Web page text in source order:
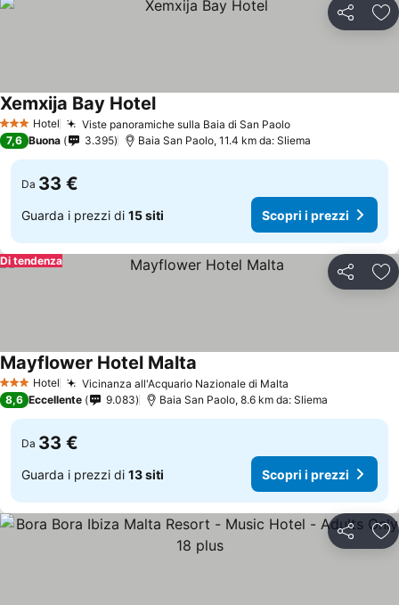
Condividi
3 StelleHotel Viste panoramiche sulla Baia di San Paolo
Xemxija Bay Hotel
7,6 Buona 3.395 Baia San Paolo, 11.4 km da: Sliema
Da 33 €
Guarda i prezzi di 15 siti Scopri i prezzi
Condividi
Di tendenza
3 StelleHotel Vicinanza all'Acquario Nazionale di Malta
Mayflower Hotel Malta
8,6 Eccellente 9.083 Baia San Paolo, 8.6 km da: Sliema
Da 33 €
Guarda i prezzi di 13 siti Scopri i prezzi
Condividi